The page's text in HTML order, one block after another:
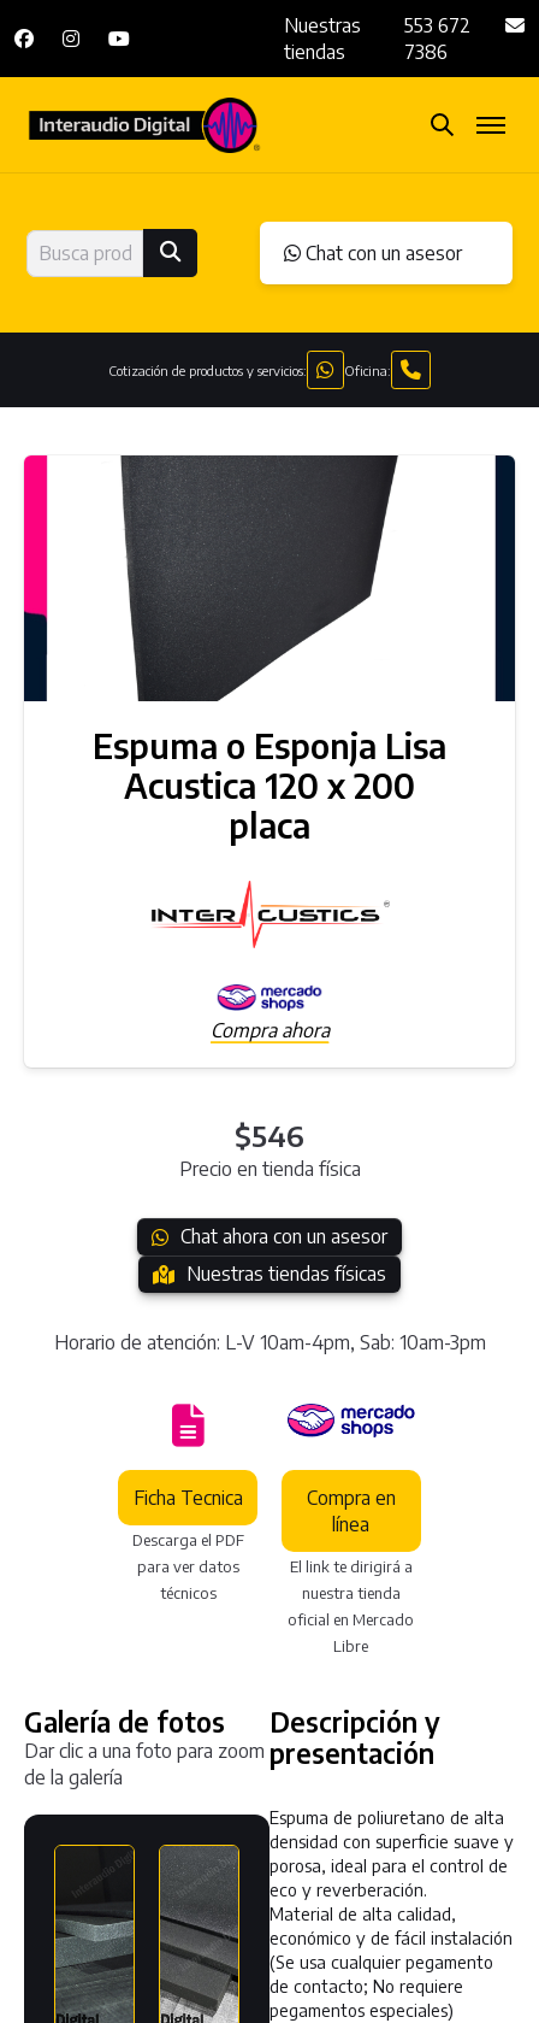
Nuestras
tiendas
553 672
7386
Chat con un asesor
Cotización de productos y servicios: Oficina:
Espuma o Esponja Lisa
Acustica 120 x 200
placa
Compra ahora
$546
Precio en tienda física
Chat ahora con un asesor
Nuestras tiendas físicas
Horario de atención: L-V 10am-4pm, Sab: 10am-3pm
Ficha Tecnica
Descarga el PDF
para ver datos
técnicos
Compra en
línea
El link te dirigirá a
nuestra tienda
oficial en Mercado
Libre
Galería de fotos
Dar clic a una foto para zoom
de la galería
Descripción y
presentación
Espuma de poliuretano de alta
densidad con superficie suave y
porosa, ideal para el control de
eco y reverberación.
Material de alta calidad,
económico y de fácil instalación
(Se usa cualquier pegamento
de contacto; No requiere
pegamentos especiales)